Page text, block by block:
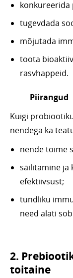
konkureerida
tugevdada
mõjutada
toota
rasvhappeid.
Piirangud
Kuigi
nendega ka
nende toime
säilitamine ja
efektiivsust;
tundliku
need alati
2.
toitaine